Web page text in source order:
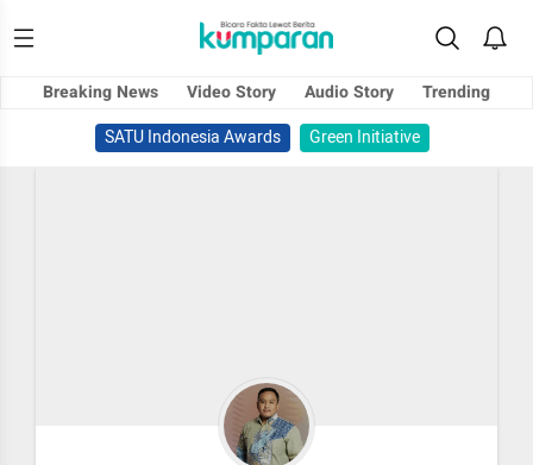
Breaking News Video Story Audio Story
Trending
SATU Indonesia Awards
Green Initiative